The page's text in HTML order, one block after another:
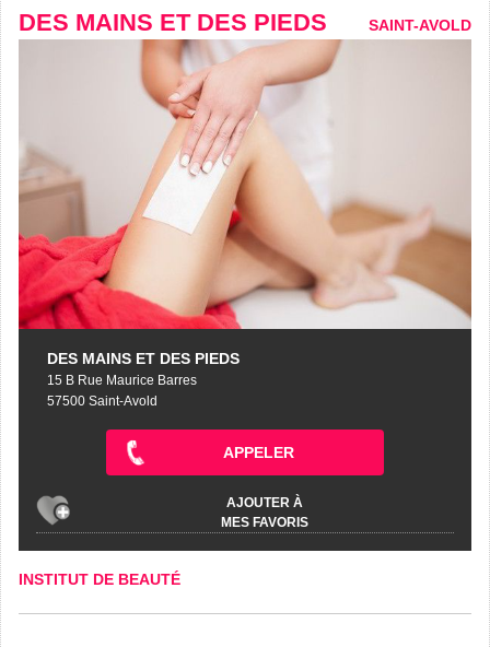
DES MAINS ET DES PIEDS SAINT-AVOLD
DES MAINS ET DES PIEDS
15 B Rue Maurice Barres
57500 Saint-Avold
APPELER
AJOUTER À
MES FAVORIS
INSTITUT DE BEAUTÉ